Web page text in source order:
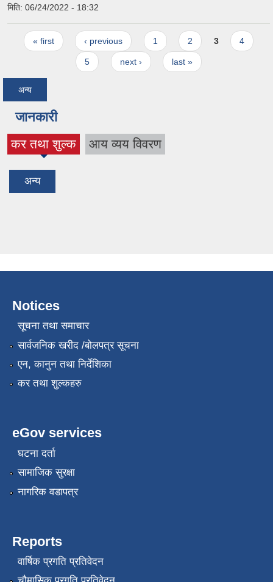
मिति: 06/24/2022 - 18:32
Pages
« first ‹ previous 1 2 3 4
5 next › last »
अन्य
जानकारी
कर तथा शुल्क
(active tab) आय व्यय विवरण
अन्य
Notices
सूचना तथा समाचार
सार्वजनिक खरीद /बोलपत्र सूचना
एन, कानुन तथा निर्देशिका
कर तथा शुल्कहरु
eGov services
घटना दर्ता
सामाजिक सुरक्षा
नागरिक वडापत्र
Reports
वार्षिक प्रगति प्रतिवेदन